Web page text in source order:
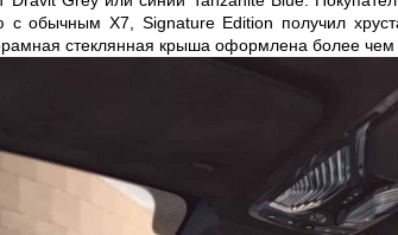
обычным X7, Signature Edition получил
стеклянная крыша оформлена более